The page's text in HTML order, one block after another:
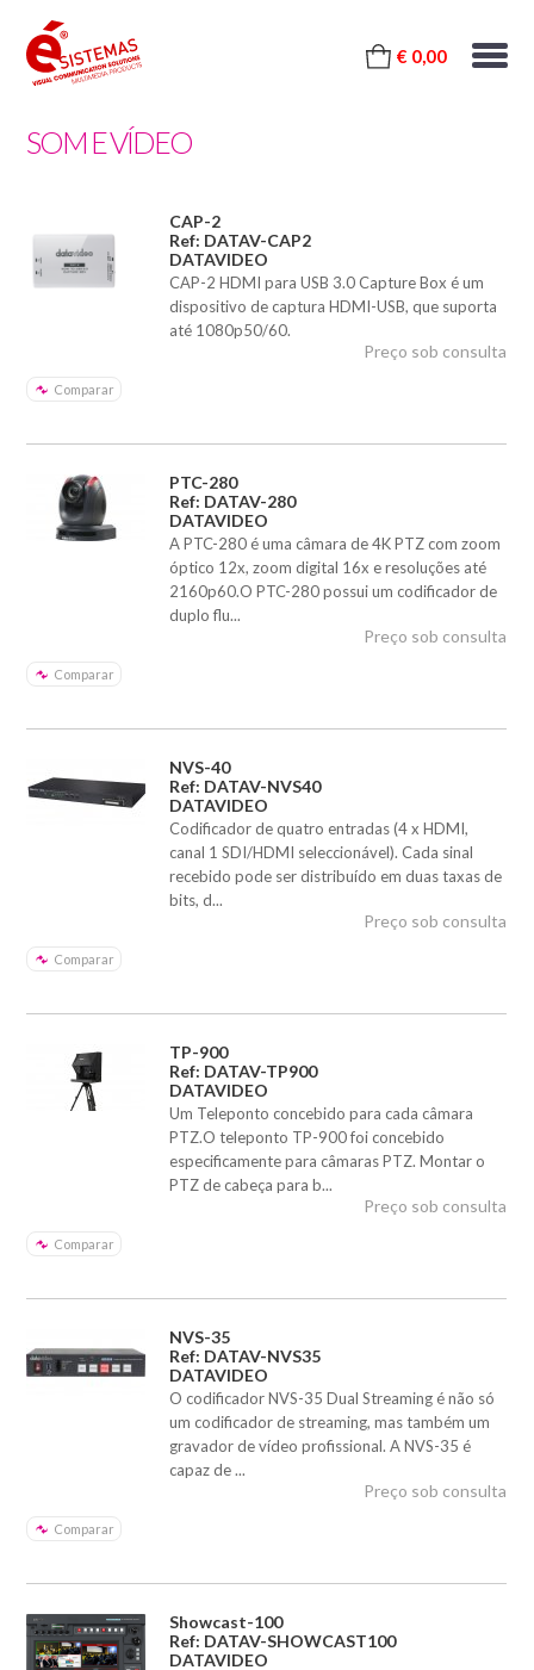
€ 0,00
SOM E VÍDEO
CAP-2
Ref: DATAV-CAP2
DATAVIDEO
CAP-2 HDMI para USB 3.0 Capture Box é um
dispositivo de captura HDMI-USB, que suporta
até 1080p50/60.
Comparar
Preço sob consulta
PTC-280
Ref: DATAV-280
DATAVIDEO
A PTC-280 é uma câmara de 4K PTZ com zoom
óptico 12x, zoom digital 16x e resoluções até
2160p60.O PTC-280 possui um codificador de
duplo flu...
Comparar
Preço sob consulta
NVS-40
Ref: DATAV-NVS40
DATAVIDEO
Codificador de quatro entradas (4 x HDMI,
canal 1 SDI/HDMI seleccionável). Cada sinal
recebido pode ser distribuído em duas taxas de
bits, d...
Comparar
Preço sob consulta
TP-900
Ref: DATAV-TP900
DATAVIDEO
Um Teleponto concebido para cada câmara
PTZ.O teleponto TP-900 foi concebido
especificamente para câmaras PTZ. Montar o
PTZ de cabeça para b...
Comparar
Preço sob consulta
NVS-35
Ref: DATAV-NVS35
DATAVIDEO
O codificador NVS-35 Dual Streaming é não só
um codificador de streaming, mas também um
gravador de vídeo profissional. A NVS-35 é
capaz de ...
Comparar
Preço sob consulta
Showcast-100
Ref: DATAV-SHOWCAST100
DATAVIDEO